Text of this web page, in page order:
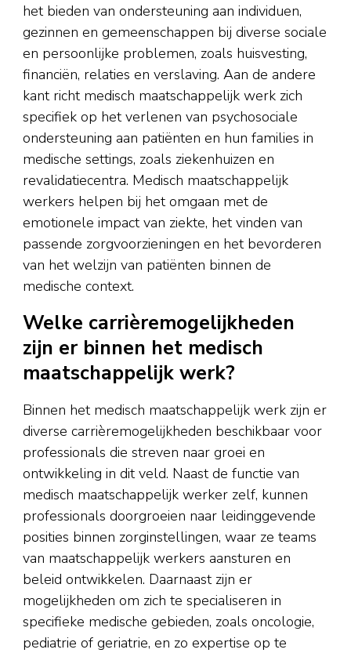
het bieden van ondersteuning aan individuen,
gezinnen en gemeenschappen bij diverse sociale
en persoonlijke problemen, zoals huisvesting,
financiën, relaties en verslaving. Aan de andere
kant richt medisch maatschappelijk werk zich
specifiek op het verlenen van psychosociale
ondersteuning aan patiënten en hun families in
medische settings, zoals ziekenhuizen en
revalidatiecentra. Medisch maatschappelijk
werkers helpen bij het omgaan met de
emotionele impact van ziekte, het vinden van
passende zorgvoorzieningen en het bevorderen
van het welzijn van patiënten binnen de
medische context.
Welke carrièremogelijkheden
zijn er binnen het medisch
maatschappelijk werk?
Binnen het medisch maatschappelijk werk zijn er
diverse carrièremogelijkheden beschikbaar voor
professionals die streven naar groei en
ontwikkeling in dit veld. Naast de functie van
medisch maatschappelijk werker zelf, kunnen
professionals doorgroeien naar leidinggevende
posities binnen zorginstellingen, waar ze teams
van maatschappelijk werkers aansturen en
beleid ontwikkelen. Daarnaast zijn er
mogelijkheden om zich te specialiseren in
specifieke medische gebieden, zoals oncologie,
pediatrie of geriatrie, en zo expertise op te